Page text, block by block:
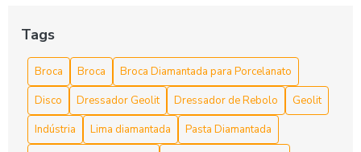
Broca diamantada para concreto preço acessível
Broca diamantada para concreto preço acessível e dicas de
compra
Broca diamantada para concreto preço e vantagens
Tags
Broca Broca
Broca Diamantada para Porcelanato
Disco
Dressador Geolit Dressador de Rebolo
Geolit
Indústria
Lima diamantada
Pasta Diamantada